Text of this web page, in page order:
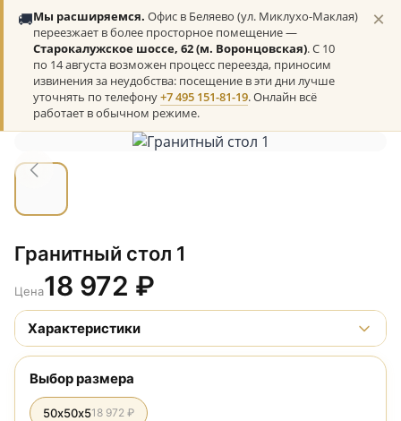
🚚Мы расширяемся. Офис в Беляево (ул. Миклухо-Маклая)
переезжает в более просторное помещение —
Старокалужское шоссе, 62 (м. Воронцовская). С 10
по 14 августа возможен процесс переезда, приносим
извинения за неудобства: посещение в эти дни лучше
уточнять по телефону+7 495 151-81-19. Онлайн всё
работает в обычном режиме.
×
Гранитный стол 1
Цена18 972 ₽
Характеристики
Выбор размера
50х50х518 972 ₽